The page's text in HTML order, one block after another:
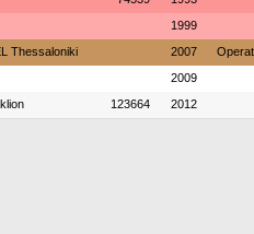
1999
Thessaloniki 2007
2009
123664 2012